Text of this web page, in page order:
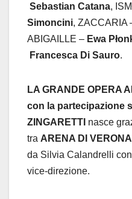
Sebastian Catana,
Simoncini, ZACCARIA
ABIGAILLE – Ewa
Francesca Di Sauro.
LA GRANDE OPERA
con la partecipazione
ZINGARETTI nasce
tra ARENA DI VERONA
da Silvia Calandrelli
vice-direzione.